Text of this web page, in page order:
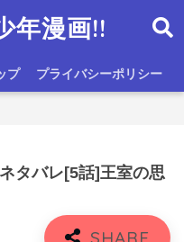
年漫画!!
プ プライバシーポリシー
タバレ[5話]王室の思